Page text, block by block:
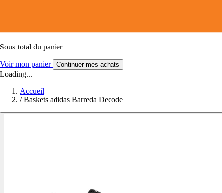
Sous-total du panier
Voir mon panier Continuer mes achats
Loading...
Accueil
/ Baskets adidas Barreda Decode